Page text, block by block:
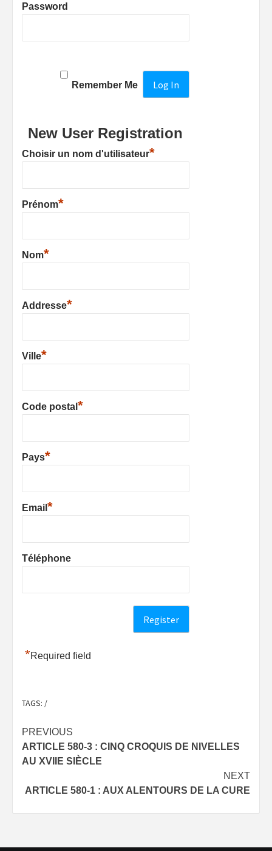
Password
Remember Me
New User Registration
Choisir un nom d'utilisateur*
Prénom*
Nom*
Addresse*
Ville*
Code postal *
Pays*
Email *
Téléphone
*Required field
TAGS: /
Post
navigation
PREVIOUS
ARTICLE 580-3 : CINQ CROQUIS DE NIVELLES
AU XVIIE SIÈCLE
NEXT
ARTICLE 580-1 : AUX ALENTOURS DE LA CURE